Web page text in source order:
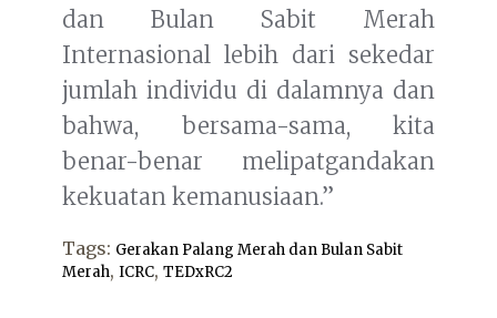
dan Bulan Sabit Merah
Internasional lebih dari sekedar
jumlah individu di dalamnya dan
bahwa, bersama-sama, kita
benar-benar melipatgandakan
kekuatan kemanusiaan.”
Tags: Gerakan Palang Merah dan Bulan Sabit
Merah, ICRC, TEDxRC2